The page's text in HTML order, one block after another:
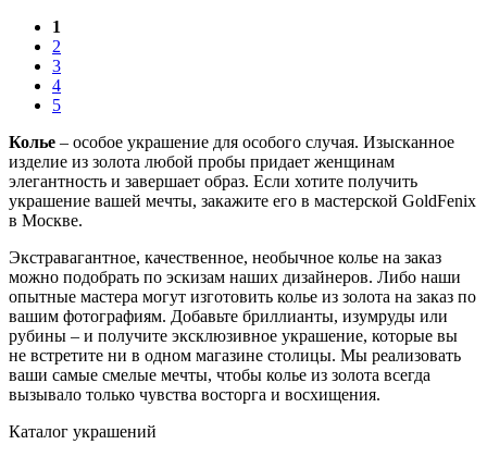
1
2
3
4
5
Колье – особое украшение для особого случая. Изысканное
изделие из золота любой пробы придает женщинам
элегантность и завершает образ. Если хотите получить
украшение вашей мечты, закажите его в мастерской GoldFenix
в Москве.
Экстравагантное, качественное, необычное колье на заказ
можно подобрать по эскизам наших дизайнеров. Либо наши
опытные мастера могут изготовить колье из золота на заказ по
вашим фотографиям. Добавьте бриллианты, изумруды или
рубины – и получите эксклюзивное украшение, которые вы
не встретите ни в одном магазине столицы. Мы реализовать
ваши самые смелые мечты, чтобы колье из золота всегда
вызывало только чувства восторга и восхищения.
Каталог украшений